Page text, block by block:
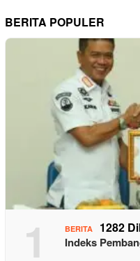
BERITA POPULER
1 BERITA 1282
Indeks